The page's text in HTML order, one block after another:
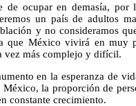
de ocupar en demasía, por
un país de adultos
y no consideramos
que México vivirá en muy
vez más complejo y difícil.
en la esperanza de
la proporción de
constante crecimiento.